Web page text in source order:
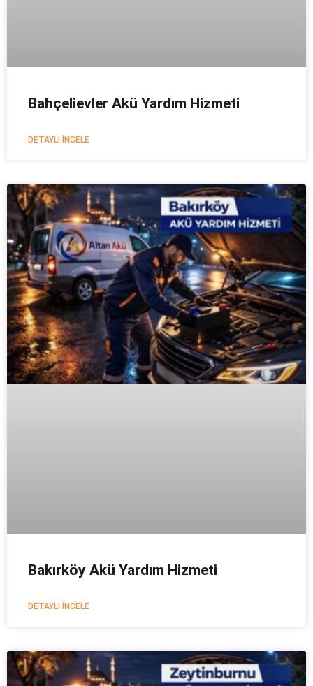
Bahçelievler Akü Yardım Hizmeti
DETAYLI İNCELE
Bakırköy Akü Yardım Hizmeti
DETAYLI İNCELE